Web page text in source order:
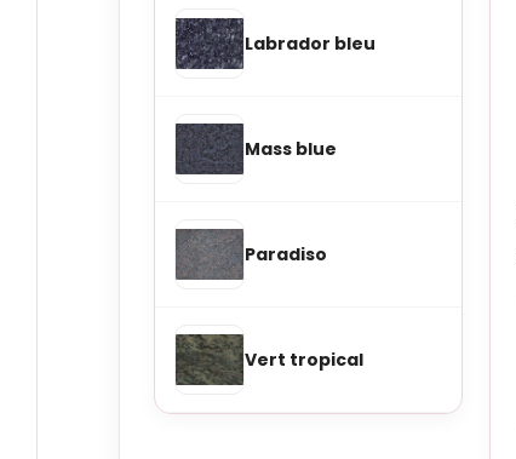
Labrador bleu
Mass blue
Paradiso
Vert tropical